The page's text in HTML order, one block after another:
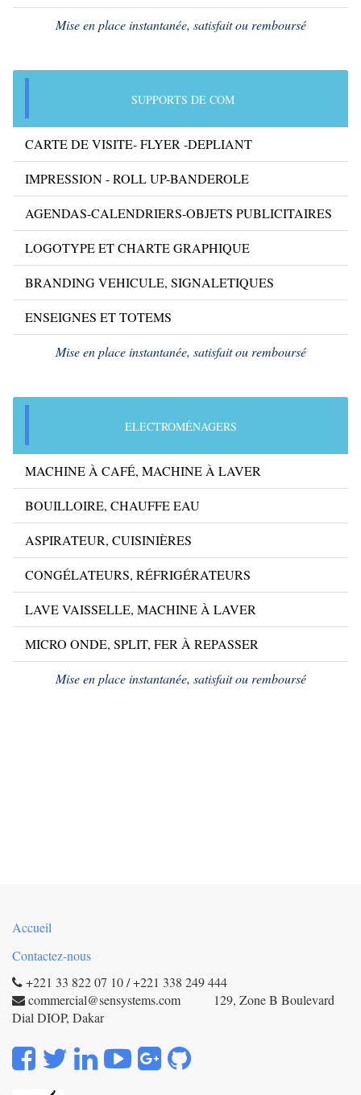
Mise en place instantanée, satisfait ou remboursé
SUPPORTS DE COM
CARTE DE VISITE- FLYER -DEPLIANT
IMPRESSION - ROLL UP-BANDEROLE
AGENDAS-CALENDRIERS-OBJETS PUBLICITAIRES
LOGOTYPE ET CHARTE GRAPHIQUE
BRANDING VEHICULE, SIGNALETIQUES
ENSEIGNES ET TOTEMS
Mise en place instantanée, satisfait ou remboursé
ELECTROMÉNAGERS
MACHINE À CAFÉ, MACHINE À LAVER
BOUILLOIRE, CHAUFFE EAU
ASPIRATEUR, CUISINIÈRES
CONGÉLATEURS, RÉFRIGÉRATEURS
LAVE VAISSELLE, MACHINE À LAVER
MICRO ONDE, SPLIT, FER À REPASSER
Mise en place instantanée, satisfait ou remboursé
Accueil
Contactez-nous
+221 33 822 07 10 / +221 338 249 444
commercial@sensystems.com 129, Zone B Boulevard
Dial DIOP, Dakar